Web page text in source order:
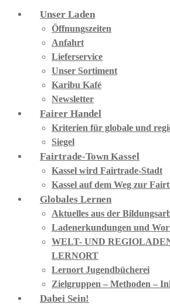
Unser Laden
Öffnungszeiten
Anfahrt
Lieferservice
Unser Sortiment
Karibu Kafé
Newsletter
Fairer Handel
Kriterien für globale und
Siegel
Fairtrade-Town Kassel
Kassel wird Fairtrade-Stadt
Kassel auf dem Weg zur
Globales Lernen
Aktuelles aus der
Ladenerkundungen und
WELT- UND
LERNORT
Lernort Jugendbücherei
Zielgruppen – Methoden –
Dabei Sein!